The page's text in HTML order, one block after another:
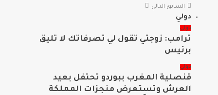
السابق التالي
دولي
دولي
ترامب: زوجتي تقول لي تصرفاتك لا تليق
برئيس
دولي
قنصلية المغرب ببوردو تحتفل بعيد
العرش وتستعرض منجزات المملكة